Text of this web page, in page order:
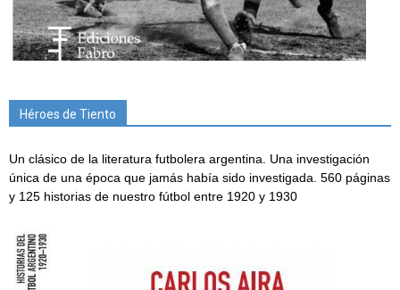
Héroes de Tiento
Un clásico de la literatura futbolera argentina. Una investigación
única de una época que jamás había sido investigada. 560 páginas
y 125 historias de nuestro fútbol entre 1920 y 1930